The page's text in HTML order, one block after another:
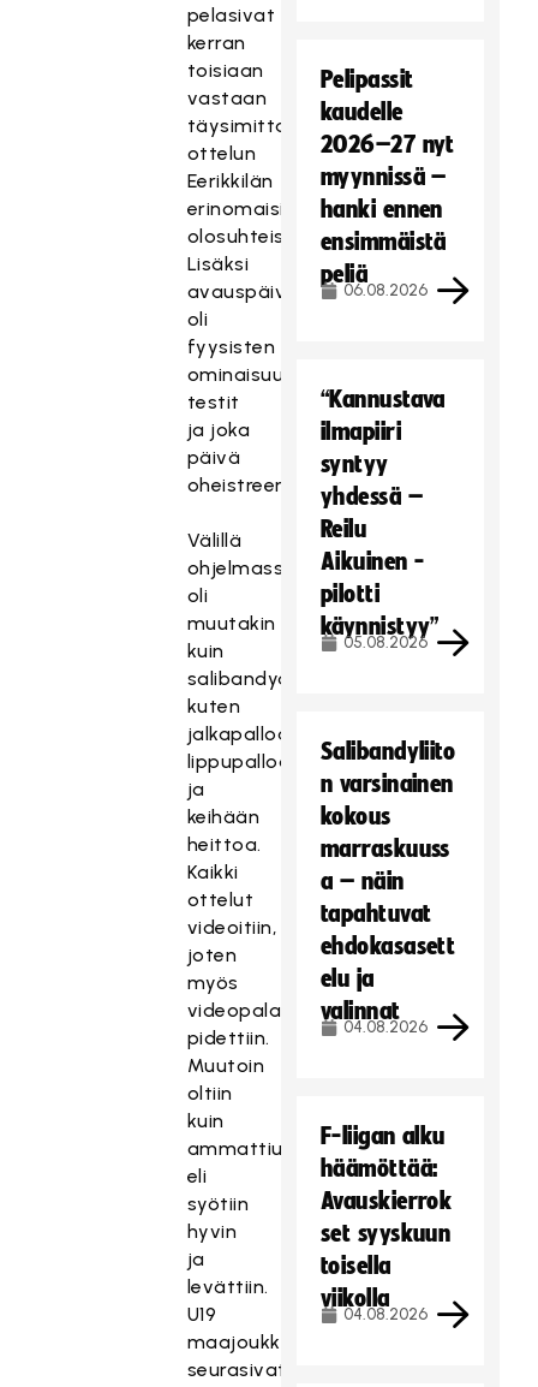
pelasivat
kerran
toisiaan
vastaan
täysimittaisen
ottelun
Eerikkilän
erinomaisissa
olosuhteissa.
Lisäksi
avauspäivänä
oli
fyysisten
ominaisuuksien
testit
ja joka
päivä
oheistreenit.
Välillä
ohjelmassa
oli
muutakin
kuin
salibandya,
kuten
jalkapalloa,
lippupalloa
ja
keihään
heittoa.
Kaikki
ottelut
videoitiin,
joten
myös
videopalavereita
pidettiin.
Muutoin
oltiin
kuin
ammattiurheilijat
eli
syötiin
hyvin
ja
levättiin.
U19
maajoukkuevalmentajat
seurasivat
Pelipassit
kaudelle
2026–27 nyt
myynnissä –
hanki ennen
ensimmäistä
peliä
06.08.2026
“Kannustava
ilmapiiri
syntyy
yhdessä –
Reilu
Aikuinen -
pilotti
käynnistyy”
05.08.2026
Salibandyliito
n varsinainen
kokous
marraskuuss
a – näin
tapahtuvat
ehdokasasett
elu ja
valinnat
04.08.2026
F-liigan alku
häämöttää:
Avauskierrok
set syyskuun
toisella
viikolla
04.08.2026